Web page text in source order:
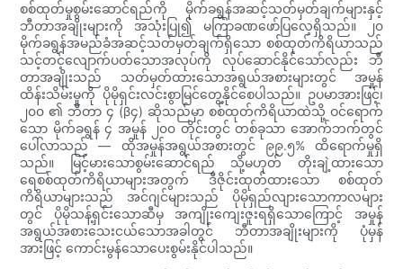
စစ်ထုတ်မှုစွမ်းဆောင်ရည်ကို မိုက်ခရွန်အဆင့်သတ်မှတ်ချက်များနှင့်
ဘီတာအချိုးများကို အသုံးပြု၍ မကြာခဏဖော်ပြလေ့ရှိသည်။ ၂၀
မိုက်ခရွန်အမည်ခံအဆင့်သတ်မှတ်ချက်ရှိသော စစ်ထုတ်ကိရိယာသည်
သင့်တင့်လျောက်ပတ်သောအလုပ်ကို လုပ်ဆောင်နိုင်သော်လည်း ဘီ
တာအချိုးသည် သတ်မှတ်ထားသောအရွယ်အစားများတွင် အမှုန်
ထိန်းသိမ်းမှုကို ပိုမိုရှင်းလင်းစွာမြင်တွေ့နိုင်စေပါသည်။ ဥပမာအားဖြင့်၊
၂၀၀ ၏ ဘီတာ ၄ (β၄) ဆိုသည်မှာ စစ်ထုတ်ကိရိယာထဲသို့ ဝင်ရောက်
သော မိုက်ခရွန် ၄ အမှုန် ၂၀၀ တိုင်းတွင် တစ်ခုသာ အောက်ဘက်တွင်
ပေါ်လာသည် — ထိုအမှုန်အရွယ်အစားတွင် ၉၉.၅% ထိရောက်မှုရှိ
သည်။ မြင့်မားသောစွမ်းဆောင်ရည် သို့မဟုတ် တိုးချဲ့ထားသော
ရေစစ်ထုတ်ကိရိယာများအတွက် ဒီဇိုင်းထုတ်ထားသော စစ်ထုတ်
ကိရိယာများသည် အင်ဂျင်များသည် ပိုမိုရှည်လျားသောကာလများ
တွင် ပိုမိုသန့်ရှင်းသောဆီမှ အကျိုးကျေးဇူးရရှိသောကြောင့် အမှုန်
အရွယ်အစားသေးငယ်သောအခါတွင် ဘီတာအချိုးများကို ပုံမှန်
အားဖြင့် ကောင်းမွန်သောပေးစွမ်းနိုင်ပါသည်။